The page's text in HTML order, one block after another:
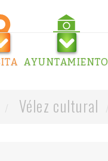
AYUNTAMIENTO
Vélez cultural